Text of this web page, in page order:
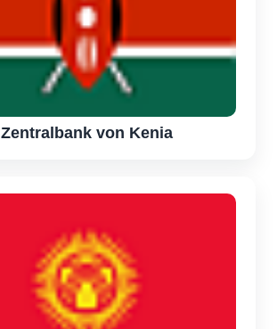
Zentralbank von Kenia